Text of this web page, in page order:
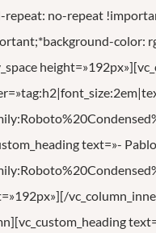
no-repeat
color:
text=»-